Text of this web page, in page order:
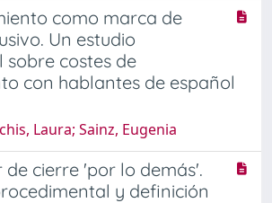
como marca de
Un estudio
sobre costes de
con hablantes de español
Laura; Sainz, Eugenia
de cierre 'por lo demás'.
y definición